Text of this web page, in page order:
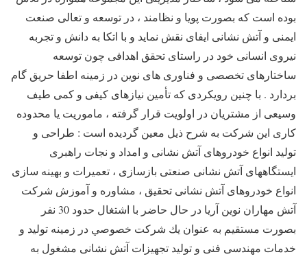
بوده است که بصورت پویا و نظامند ، در توسعه و تعالی صنعت
ایمنی و آتش نشانی ایفای نقش نماید و با اتکا به دانش و تجربه
نیروی انسانی خود در راستای تحقق اهدافی چون توسعه
ساختارهای تخصصی و فناوری های نوین در زمینه اطفا حریق گام
بردارد . با چنین رویکردی که تأمین نیازهای کیفی و کمی طیف
وسیعی از مشتریان در اولویت قرار گرفته ، ماموریت یا محدوده
کاری این شرکت به شرح ذیل معین گردیده است : طراحی و
تولید انواع خودروهای آتش نشانی و امداد و نجات راهبری
ایستگاههای آتش نشانی صنعتی بازسازی ، تعمیرات و بهینه سازی
انواع خودروهای آتش نشانی تحقیق ، مشاوره و آموزش شرکت
آتش مهاران نوین آریا در حال حاضر با اشتغال حدود 30 نفر
بصورت مستقیم به عنوان يك شركت خصوصي در زمینه تولید و
خدمات مهندسی فنی و تولید تجهیزات آتش نشانی مشغول به